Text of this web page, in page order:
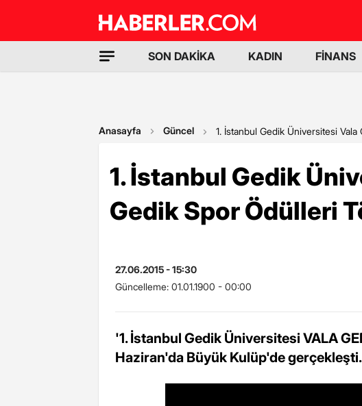
SON DAKİKA KADIN FİNANS
Anasayfa Güncel 1. İstanbul Gedik Üniversitesi Vala
1. İstanbul Gedik
Gedik Spor Ödülleri
27.06.2015 - 15:30
Güncelleme: 01.01.1900 - 00:00
'1. İstanbul Gedik Üniversitesi VALA
Haziran'da Büyük Kulüp'de gerçekleşti.